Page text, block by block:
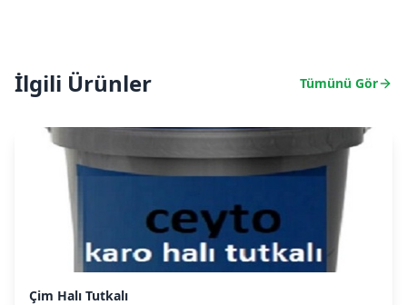
İlgili Ürünler Tümünü Gör
Çim Halı Tutkalı